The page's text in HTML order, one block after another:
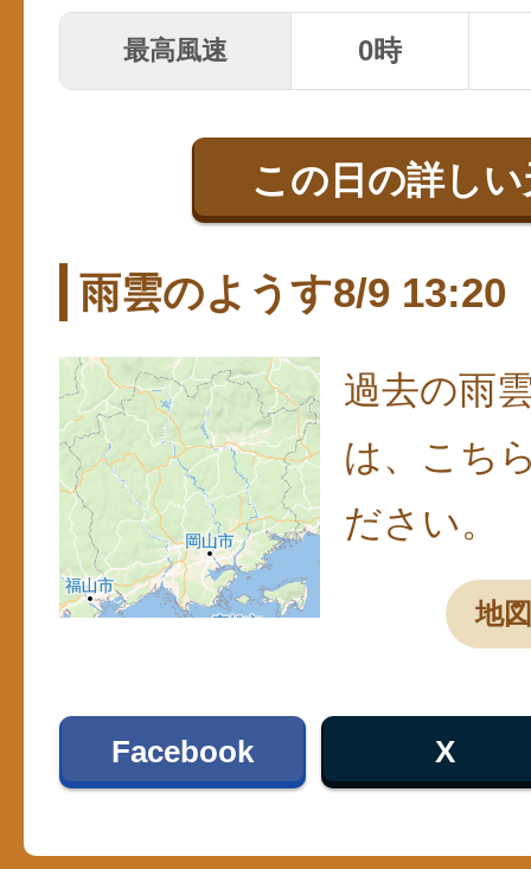
最高風速 0時
この日の詳し
雨雲のようす8/9 13:20
過去の雨
は、こち
ださい。
地
Facebook X